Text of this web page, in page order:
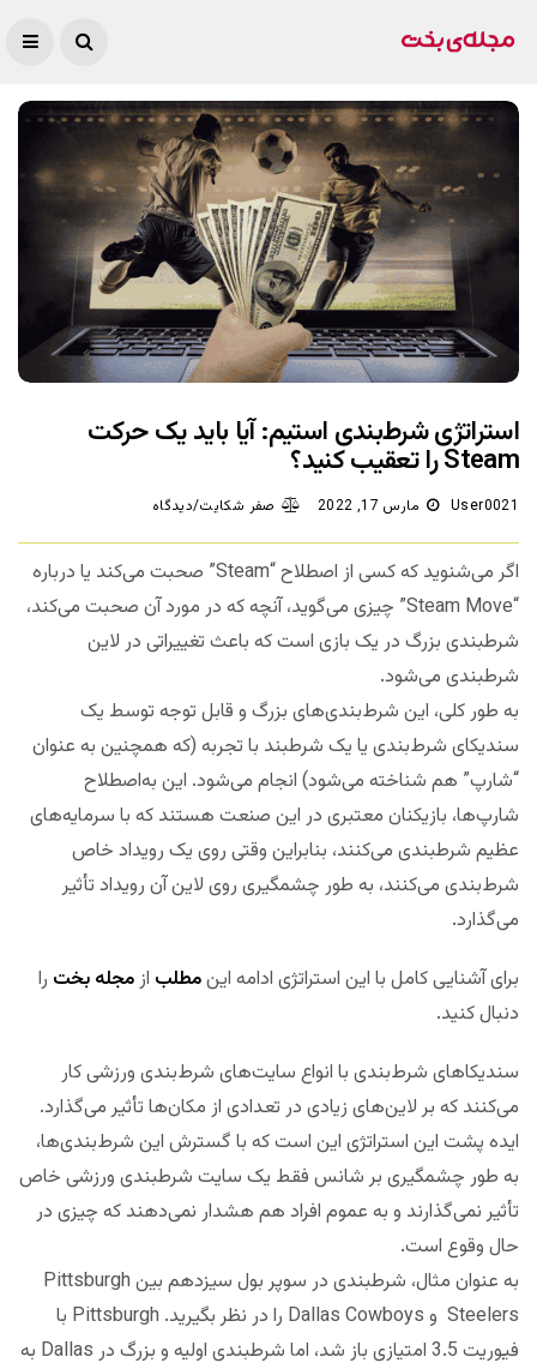
استراتژی‌ شرط‌بندی استیم: آیا باید یک حرکت
Steam را تعقیب کنید؟
User0021 مارس 17, 2022 صفر شکایت/دیدگاه
اگر می‌شنوید که کسی از اصطلاح “Steam” صحبت می‌کند یا درباره
“Steam Move” چیزی می‌گوید، آنچه که در مورد آن صحبت می‌کند،
شرطبندی بزرگ در یک بازی است که باعث تغییراتی در لاین
شرطبندی می‌شود.
به طور کلی، این شرط‌بندی‌های بزرگ و قابل توجه توسط یک
سندیکای شرط‌بندی یا یک شرطبند با تجربه (که همچنین به عنوان
“شارپ” هم شناخته می‌شود) انجام می‌شود. این به‌اصطلاح
شارپ‌ها، بازیکنان معتبری در این صنعت هستند که با سرمایه‌های
عظیم شرطبندی می‌کنند، بنابراین وقتی روی یک رویداد خاص
شرط‌بندی می‌کنند، به طور چشمگیری روی لاین آن رویداد تأثیر
می‌گذارد.
برای آشنایی کامل با این استراتژی ادامه اینمطلب ازمجله بخت را
دنبال کنید.
سندیکاهای شرط‌بندی با انواع سایت‌های شرط‌بندی ورزشی کار
می‌کنند که بر لاین‌های زیادی در تعدادی از مکان‌ها تأثیر می‌گذارد.
ایده پشت این استراتژی این است که با گسترش این شرط‌بندی‌ها،
به طور چشمگیری بر شانس فقط یک سایت شرطبندی ورزشی خاص
تأثیر نمی‌گذارند و به عموم افراد هم هشدار نمی‌دهند که چیزی در
حال وقوع است.
به عنوان مثال، شرطبندی در سوپر بول سیزدهم بین Pittsburgh
Steelers و Dallas Cowboys را در نظر بگیرید. Pittsburgh با
فیوریت 3.5 امتیازی باز شد، اما شرطبندی اولیه و بزرگ در Dallas به